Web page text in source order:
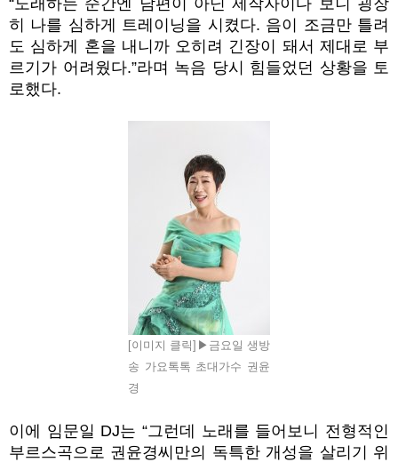
“노래하는 순간엔 남편이 아닌 제작자이다 보니 굉장
히 나를 심하게 트레이닝을 시켰다. 음이 조금만 틀려
도 심하게 혼을 내니까 오히려 긴장이 돼서 제대로 부
르기가 어려웠다.”라며 녹음 당시 힘들었던 상황을 토
로했다.
[이미지 클릭]▶금요일 생방
송 가요톡톡 초대가수 권윤
경
이에 임문일 DJ는 “그런데 노래를 들어보니 전형적인
부르스곡으로 권윤경씨만의 독특한 개성을 살리기 위